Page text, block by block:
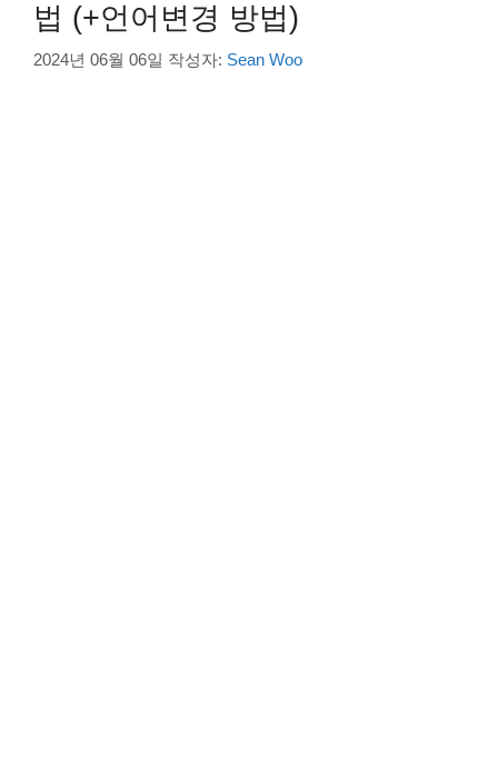
법 (+언어변경 방법)
2024년 06월 06일 작성자: Sean Woo